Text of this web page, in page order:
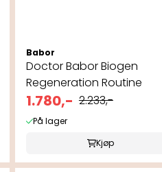
Babor
Doctor Babor Biogen
Regeneration Routine
1.780,- 2.233,-
På lager
Kjøp